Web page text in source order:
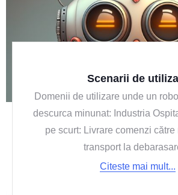
Scenarii de
Domenii de utilizare unde un
descurca minunat: Industria
pe scurt: Livrare comenzi către
transport la
Citeste mai mult...